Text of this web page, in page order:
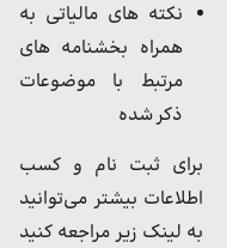
نکته های مالیاتی به
همراه بخشنامه های
مرتبط با موضوعات
ذکر شده
برای ثبت نام و کسب
اطلاعات بیشتر می‌توانید
به لینک زیر مراجعه کنید